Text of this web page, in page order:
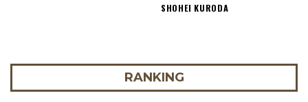
SHOHEI KURODA
RANKING